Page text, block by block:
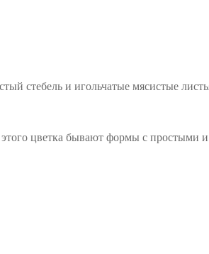
стебель и игольчатые мясистые
цветка бывают формы с простыми